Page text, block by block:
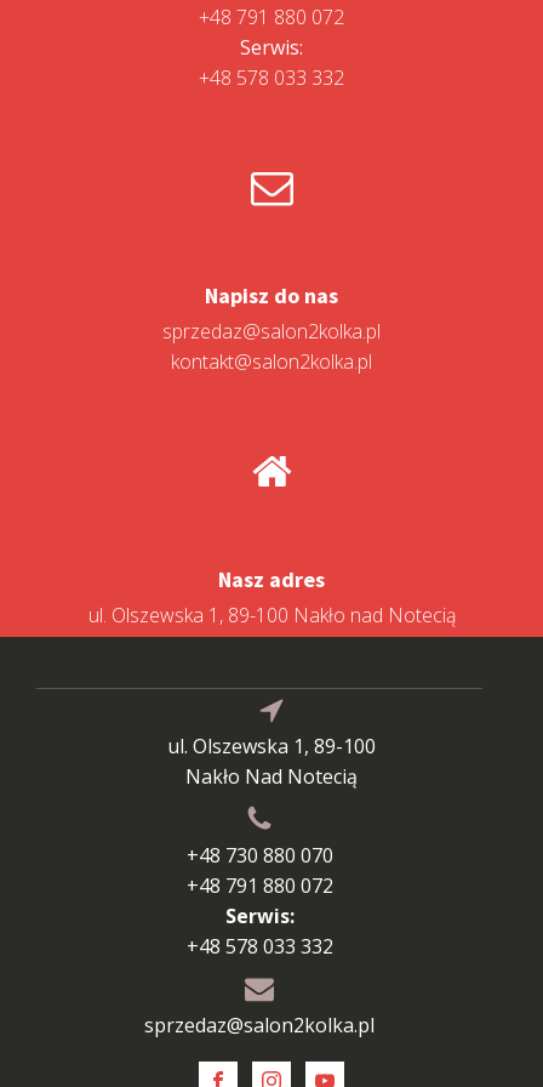
+48 791 880 072
Serwis:
+48 578 033 332
Napisz do nas
sprzedaz@salon2kolka.pl
kontakt@salon2kolka.pl
Nasz adres
ul. Olszewska 1, 89-100 Nakło nad Notecią
ul. Olszewska 1, 89-100
Nakło Nad Notecią
+48 730 880 070
+48 791 880 072
Serwis:
+48 578 033 332
sprzedaz@salon2kolka.pl